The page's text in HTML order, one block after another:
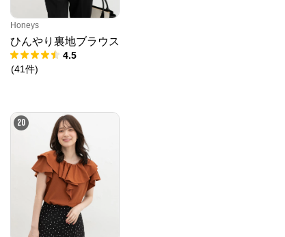
Honeys
ひんやり裏地ブラウス
4.5
(41件)
20